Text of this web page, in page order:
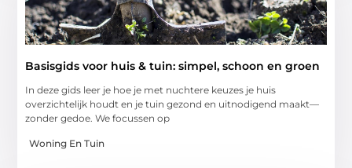
Basisgids voor huis & tuin: simpel, schoon en groen
In deze gids leer je hoe je met nuchtere keuzes je huis
overzichtelijk houdt en je tuin gezond en uitnodigend maakt—
zonder gedoe. We focussen op
Woning En Tuin